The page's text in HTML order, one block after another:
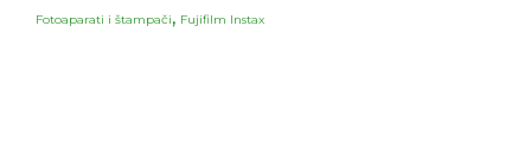
Fotoaparati i štampači, Fujifilm Instax